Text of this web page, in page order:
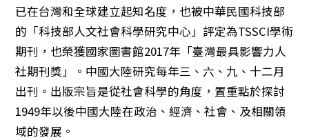
已在台灣和全球建立起知名度，也被中華民國科技部
的「科技部人文社會科學研究中心」評定為TSSCI學術
期刊，也榮獲國家圖書館2017年「臺灣最具影響力人
社期刊獎」。中國大陸研究每年三、六、九、十二月
出刊。出版宗旨是從社會科學的角度，置重點於探討
1949年以後中國大陸在政治、經濟、社會、及相關領
域的發展。